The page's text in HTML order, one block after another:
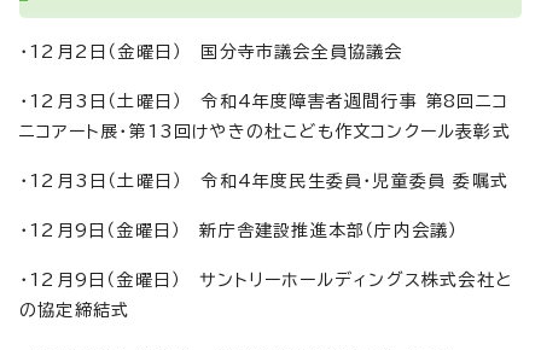
・12月2日（金曜日） 国分寺市議会全員協議会
・12月3日（土曜日） 令和4年度障害者週間行事 第8回ニコ
ニコアート展・第13回けやきの杜こども作文コンクール表彰式
・12月3日（土曜日） 令和4年度民生委員・児童委員 委嘱式
・12月9日（金曜日） 新庁舎建設推進本部（庁内会議）
・12月9日（金曜日） サントリーホールディングス株式会社と
の協定締結式